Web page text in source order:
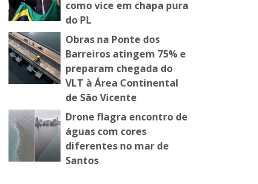
como vice em chapa pura
do PL
Obras na Ponte dos
Barreiros atingem 75% e
preparam chegada do
VLT à Área Continental
de São Vicente
Drone flagra encontro de
águas com cores
diferentes no mar de
Santos